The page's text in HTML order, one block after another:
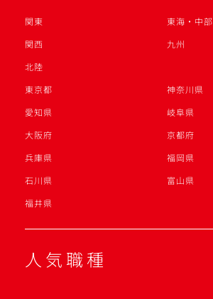
関東
東海・中部
関西
九州
北陸
東京都
神奈川県
愛知県
岐阜県
大阪府
京都府
兵庫県
福岡県
石川県
富山県
福井県
人気職種